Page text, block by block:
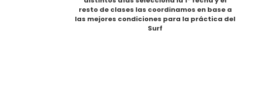
resto de clases las coordinamos en base a
las mejores condiciones para la práctica del
Surf